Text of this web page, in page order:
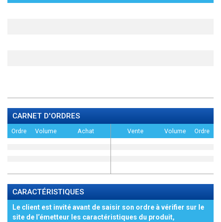
CARNET D'ORDRES
Ordre Volume Achat Vente Volume Ordre
CARACTÉRISTIQUES
Le client est invité avant de saisir son ordre à vérifier sur le
site de l’émetteur les caractéristiques du produit,